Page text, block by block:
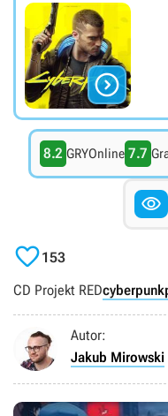

8.2 GRYOnline 7.7

153
CD Projekt REDcyberpunk
Autor:
Jakub Mirowski